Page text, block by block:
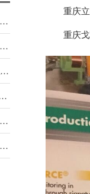
重庆
重庆